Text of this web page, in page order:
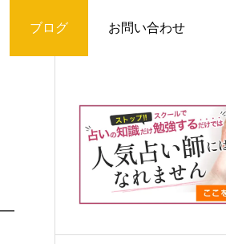
ブログ お問い合わせ